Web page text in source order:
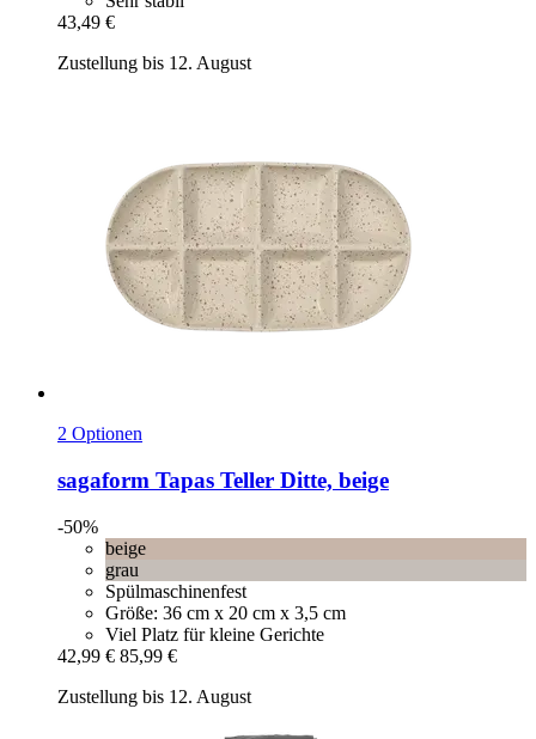
43,49 €
Zustellung bis 12. August
2 Optionen
sagaform Tapas Teller Ditte, beige
-50%
beige
grau
Spülmaschinenfest
Größe: 36 cm x 20 cm x 3,5 cm
Viel Platz für kleine Gerichte
42,99 € 85,99 €
Zustellung bis 12. August